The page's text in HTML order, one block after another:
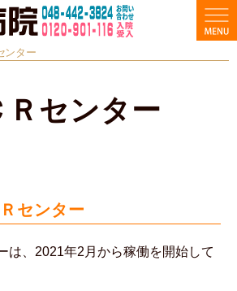
ンター
Ｒセンター
センター
は、2021年2月から稼働を開始して